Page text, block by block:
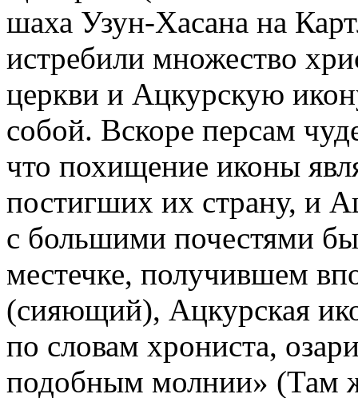
шаха Узун-Хасана на
истребили множество
церкви и Ацкурскую
собой. Вскоре персам
что похищение иконы
постигших их страну, и
с большими почестями
местечке, получившем
(сияющий), Ацкурская
по словам хрониста,
подобным молнии» (Там